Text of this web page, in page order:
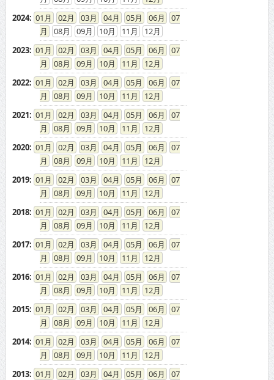
2024: 01 02 03 04 05 06
07
08
09 10 11
12
2023: 01 02 03 04 05 06
07
08
09 10 11
12
2022: 01 02 03 04 05 06
07
08
09 10 11
12
2021: 01 02 03 04 05 06
07
08
09 10 11
12
2020: 01 02 03 04 05 06
07
08
09 10 11
12
2019: 01 02 03 04 05 06
07
08
09 10 11
12
2018: 01 02 03 04 05 06
07
08
09 10 11
12
2017: 01 02 03 04 05 06
07
08
09 10 11
12
2016: 01 02 03 04 05 06
07
08
09 10 11
12
2015: 01 02 03 04 05 06
07
08
09 10 11
12
2014: 01 02 03 04 05 06
07
08
09 10 11
12
2013: 01 02 03 04 05 06
07